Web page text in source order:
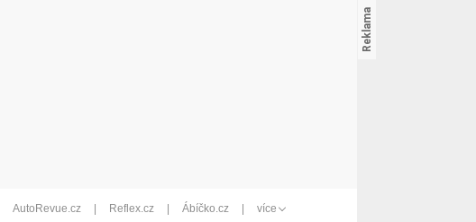
AutoRevue.cz Reflex.cz Ábíčko.cz více